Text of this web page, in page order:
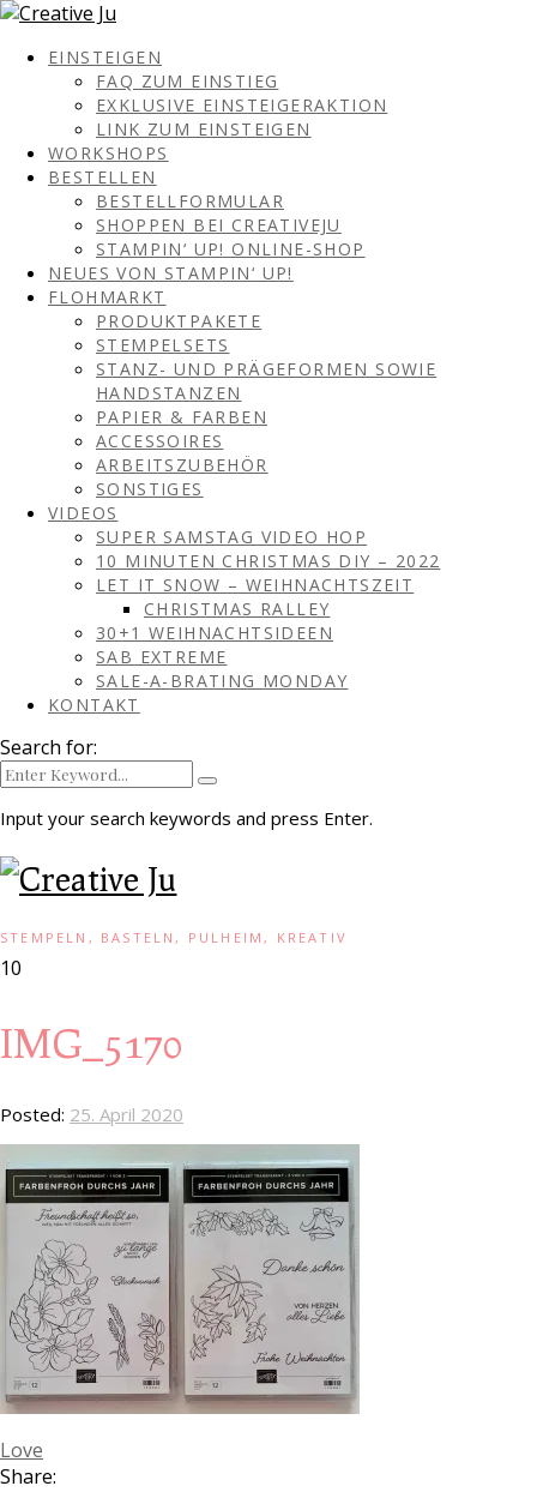
EINSTEIGEN
FAQ ZUM EINSTIEG
EXKLUSIVE EINSTEIGERAKTION
LINK ZUM EINSTEIGEN
WORKSHOPS
BESTELLEN
BESTELLFORMULAR
SHOPPEN BEI CREATIVEJU
STAMPIN‘ UP! ONLINE-SHOP
NEUES VON STAMPIN‘ UP!
FLOHMARKT
PRODUKTPAKETE
STEMPELSETS
STANZ- UND PRÄGEFORMEN SOWIE
HANDSTANZEN
PAPIER & FARBEN
ACCESSOIRES
ARBEITSZUBEHÖR
SONSTIGES
VIDEOS
SUPER SAMSTAG VIDEO HOP
10 MINUTEN CHRISTMAS DIY – 2022
LET IT SNOW – WEIHNACHTSZEIT
CHRISTMAS RALLEY
30+1 WEIHNACHTSIDEEN
SAB EXTREME
SALE-A-BRATING MONDAY
KONTAKT
Search for:
Input your search keywords and press Enter.
STEMPELN, BASTELN, PULHEIM, KREATIV
10
IMG_5170
Posted: 25. April 2020
Love
Share: